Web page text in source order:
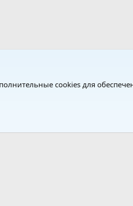
cookies для